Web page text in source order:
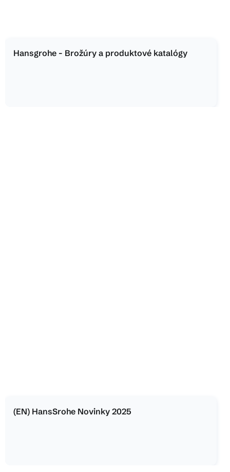
Hansgrohe - Brožúry a produktové katalógy
(EN) HansSrohe Novinky 2025